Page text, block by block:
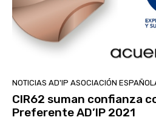
NOTICIAS AD'IP ASOCIACIÓN
CIR62 suman confianza
Preferente AD’IP 2021